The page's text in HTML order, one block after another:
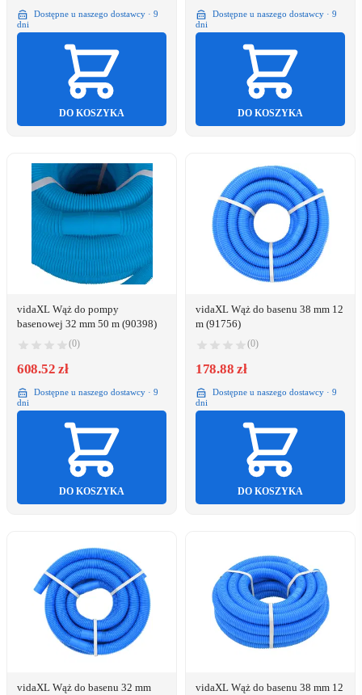
Dostępne u naszego dostawcy · 9
dni
DO KOSZYKA
Dostępne u naszego dostawcy · 9
dni
DO KOSZYKA
vidaXL Wąż do pompy
basenowej 32 mm 50 m (90398)
(0)
608.52 zł
Dostępne u naszego dostawcy · 9
dni
DO KOSZYKA
vidaXL Wąż do basenu 38 mm 12
m (91756)
(0)
178.88 zł
Dostępne u naszego dostawcy · 9
dni
DO KOSZYKA
vidaXL Wąż do basenu 32 mm
vidaXL Wąż do basenu 38 mm 12